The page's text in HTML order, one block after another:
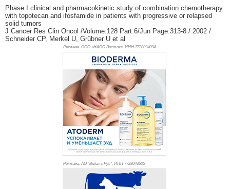
Phase I clinical and pharmacokinetic study of combination chemotherapy
with topotecan and ifosfamide in patients with progressive or relapsed
solid tumors
J Cancer Res Clin Oncol /Volume:128 Part:6/Jun Page:313-8 / 2002 /
Schneider CP, Merkel U, Grübner U et al
Реклама. ООО «НАОС Восток», ИНН 7720394094
Реклама. АО "Видаль Рус", ИНН 7728043605